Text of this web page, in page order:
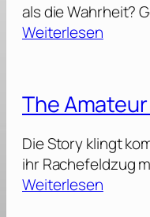
als die Wahrheit?
Weiterlesen:
e
t
h
e
The
Die Story klingt
ihr Rachefeldzug
Weiterlesen: